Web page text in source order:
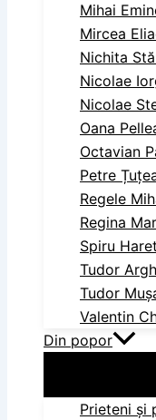
Mihai
Mircea
Nichita
Nicolae
Nicolae
Oana
Octavian
Petre
Regele
Regina
Spiru Haret
Tudor
Tudor
Valentin
Din popor
Prieteni și